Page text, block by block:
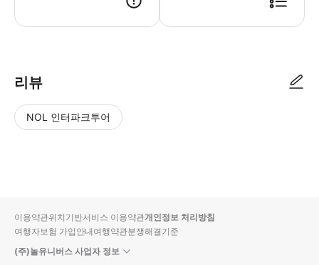
리뷰
NOL 인터파크투어
입니
다.
순
상
이용약관위치기반서비스 이용약관개인정보 처리방침
여행자보험 가입안내여행약관분쟁해결기준
(주)놀유니버스 사업자 정보